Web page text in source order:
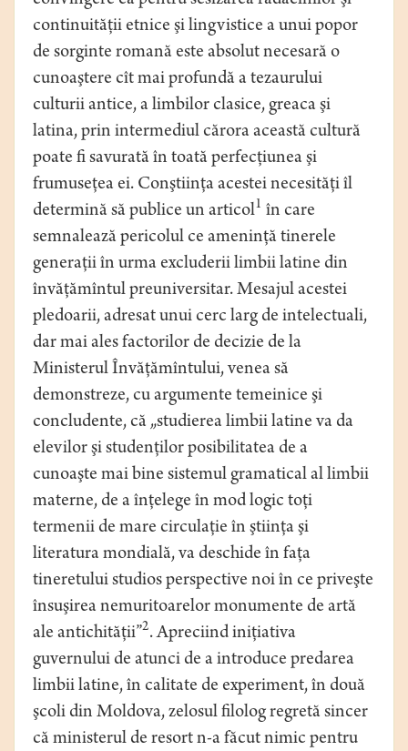
continuităţii etnice şi lingvistice a unui popor
de sorginte romană este absolut necesară o
cunoaştere cît mai profundă a tezaurului
culturii antice, a limbilor clasice, greaca şi
latina, prin intermediul cărora această cultură
poate fi savurată în toată perfecţiunea şi
frumuseţea ei. Conştiinţa acestei necesităţi îl
determină să publice un articol1 în care
semnalează pericolul ce ameninţă tinerele
generaţii în urma excluderii limbii latine din
învăţămîntul preuniversitar. Mesajul acestei
pledoarii, adresat unui cerc larg de intelectuali,
dar mai ales factorilor de decizie de la
Ministerul Învăţămîntului, venea să
demonstreze, cu argumente temeinice şi
concludente, că „studierea limbii latine va da
elevilor şi studenţilor posibilitatea de a
cunoaşte mai bine sistemul gramatical al limbii
materne, de a înţelege în mod logic toţi
termenii de mare circulaţie în ştiinţa şi
literatura mondială, va deschide în faţa
tineretului studios perspective noi în ce priveşte
însuşirea nemuritoarelor monumente de artă
ale antichităţii”2. Apreciind iniţiativa
guvernului de atunci de a introduce predarea
limbii latine, în calitate de experiment, în două
şcoli din Moldova, zelosul filolog regretă sincer
că ministerul de resort n-a făcut nimic pentru